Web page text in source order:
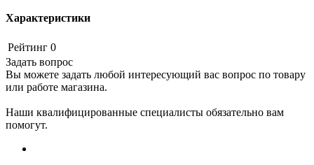
Характеристики
Рейтинг 0
Задать вопрос
Вы можете задать любой интересующий вас вопрос по товару
или работе магазина.
Наши квалифицированные специалисты обязательно вам
помогут.